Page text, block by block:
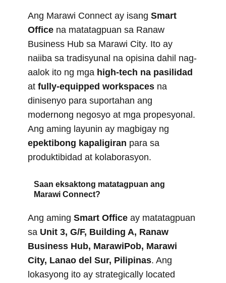
Ang Marawi Connect ay isang Smart
Office na matatagpuan sa Ranaw
Business Hub sa Marawi City. Ito ay
naiiba sa tradisyunal na opisina dahil nag-
aalok ito ng mga high-tech na pasilidad
at fully-equipped workspaces na
dinisenyo para suportahan ang
modernong negosyo at mga propesyonal.
Ang aming layunin ay magbigay ng
epektibong kapaligiran para sa
produktibidad at kolaborasyon.
Saan eksaktong matatagpuan ang
Marawi Connect?
Ang aming Smart Office ay matatagpuan
sa Unit 3, G/F, Building A, Ranaw
Business Hub, MarawiPob, Marawi
City, Lanao del Sur, Pilipinas. Ang
lokasyong ito ay strategically located